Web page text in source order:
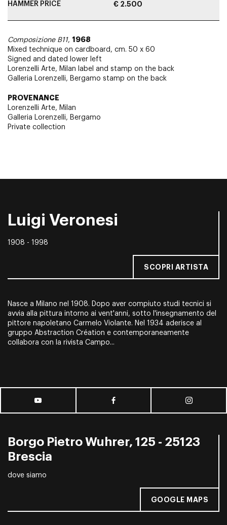
HAMMER PRICE € 2.500
Composizione B11, 1968
Mixed technique on cardboard, cm. 50 x 60
Signed and dated lower left
Lorenzelli Arte, Milan label and stamp on the back
Galleria Lorenzelli, Bergamo stamp on the back
PROVENANCE
Lorenzelli Arte, Milan
Galleria Lorenzelli, Bergamo
Private collection
Luigi Veronesi
1908 - 1998
SCOPRI ARTISTA
Nasce a Milano nel 1908. Dopo aver compiuto studi tecnici si
avvia alla pittura intorno ai vent'anni, sotto l'insegnamento del
pittore napoletano Carmelo Violante. Nel 1934 aderisce al
gruppo Abstraction Création e contemporaneamente
collabora con la rivista Campo...
Borgo Pietro Wuhrer, 125 - 25123
Brescia
dove siamo
GOOGLE MAPS